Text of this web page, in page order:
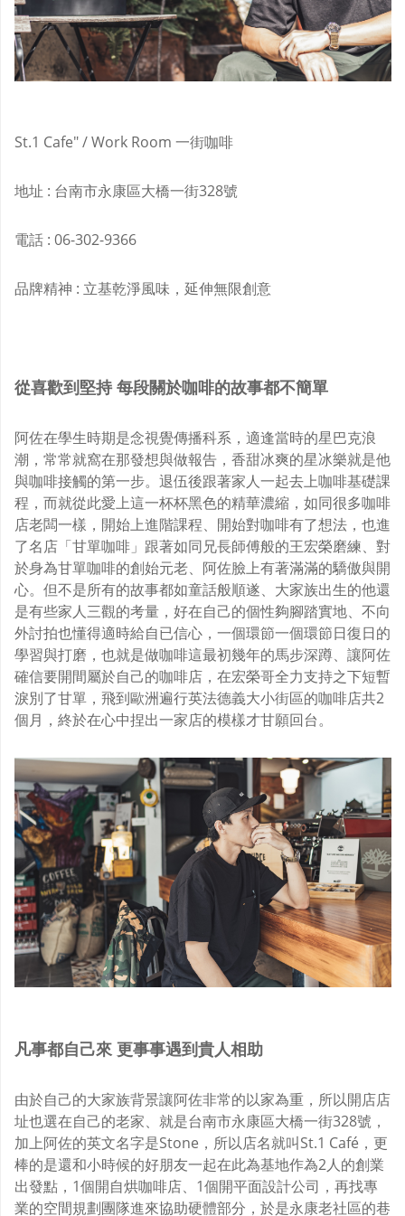
St.1 Cafe" / Work Room 一街咖啡
地址 : 台南市永康區大橋一街328號
電話 : 06-302-9366
品牌精神 : 立基乾淨風味，延伸無限創意
從喜歡到堅持每段關於咖啡的故事都不簡單
阿佐在學生時期是念視覺傳播科系，適逢當時的星巴克浪
潮，常常就窩在那發想與做報告，香甜冰爽的星冰樂就是他
與咖啡接觸的第一步。退伍後跟著家人一起去上咖啡基礎課
程，而就從此愛上這一杯杯黑色的精華濃縮，如同很多咖啡
店老闆一樣，開始上進階課程、開始對咖啡有了想法，也進
了名店「甘單咖啡」跟著如同兄長師傅般的王宏榮磨練、對
於身為甘單咖啡的創始元老、阿佐臉上有著滿滿的驕傲與開
心。但不是所有的故事都如童話般順遂、大家族出生的他還
是有些家人三觀的考量，好在自己的個性夠腳踏實地、不向
外討拍也懂得適時給自已信心，一個環節一個環節日復日的
學習與打磨，也就是做咖啡這最初幾年的馬步深蹲、讓阿佐
確信要開間屬於自己的咖啡店，在宏榮哥全力支持之下短暫
淚別了甘單，飛到歐洲遍行英法德義大小街區的咖啡店共2
個月，終於在心中捏出一家店的模樣才甘願回台。
凡事都自己來 更事事遇到貴人相助
由於自己的大家族背景讓阿佐非常的以家為重，所以開店店
址也選在自己的老家、就是台南市永康區大橋一街328號，
加上阿佐的英文名字是Stone，所以店名就叫St.1 Café，更
棒的是還和小時候的好朋友一起在此為基地作為2人的創業
出發點，1個開自烘咖啡店、1個開平面設計公司，再找專
業的空間規劃團隊進來協助硬體部分，於是永康老社區的巷